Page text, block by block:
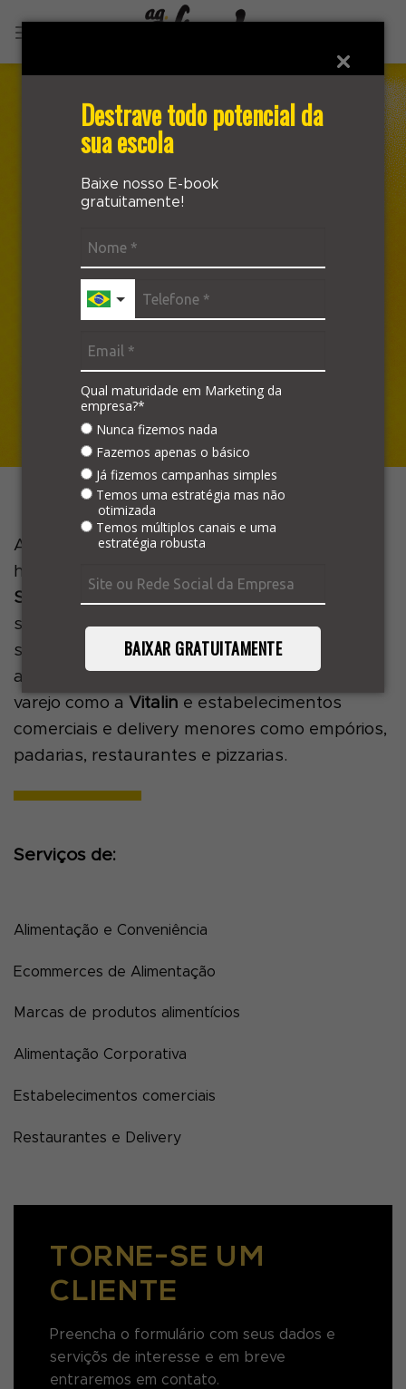
Destrave todo potencial da
sua escola
Baixe nosso E-book
gratuitamente!
Qual maturidade em Marketing da
empresa?*
Nunca fizemos nada
Fazemos apenas o básico
Já fizemos campanhas simples
Temos uma estratégia mas não
otimizada
Temos múltiplos canais e uma
estratégia robusta
BAIXAR GRATUITAMENTE
Serviços de:
Alimentação e Conveniência
Ecommerces de Alimentação
Marcas de produtos alimentícios
Alimentação Corporativa
Estabelecimentos comerciais
Restaurantes e Delivery
Alimentação corporativa para empresas,
hospitais e escolas como as gigantes
Sapore
, ecommerces de alimentação
saudável, como aZona Cerealista Online
serviços de alimentação e conveniência, como
a
Rede de Postos Graal, grandes marcas de
varejo como a Vitalin e estabelecimentos
comerciais e delivery menores como empórios,
padarias, restaurantes e pizzarias.
TORNE-SE UM
CLIENTE
Preencha o formulário com seus dados e
serviçõs de interesse e em breve
entraremos em contato.